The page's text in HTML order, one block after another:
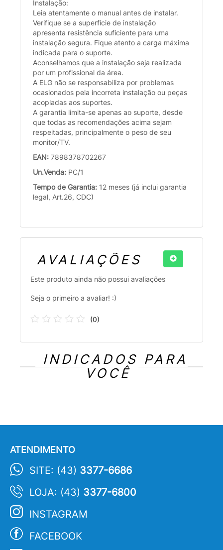
Instalação:
Leia atentamente o manual antes de instalar.
Verifique se a superfície de instalação
apresenta resistência suficiente para uma
instalação segura. Fique atento a carga máxima
indicada para o suporte.
Aconselhamos que a instalação seja realizada
por um profissional da área.
A ELG não se responsabiliza por problemas
ocasionados pela incorreta instalação ou peças
acopladas aos suportes.
A garantia limita-se apenas ao suporte, desde
que todas as recomendações acima sejam
respeitadas, principalmente o peso de seu
monitor/TV.
EAN: 7898378702267
Un.Venda: PC/1
Tempo de Garantia: 12 meses (já inclui garantia
legal, Art.26, CDC)
AVALIAÇÕES
Este produto ainda não possui avaliações
Seja o primeiro a avaliar! :)
(0)
INDICADOS PARA
VOCÊ
ATENDIMENTO
SITE: (43) 3377-6686
LOJA: (43) 3377-6800
INSTAGRAM
FACEBOOK